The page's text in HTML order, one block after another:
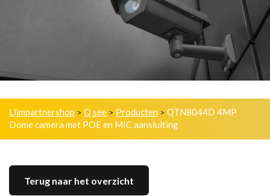
Lijmpartnershop > Q see > Producten > QTN8044D 4MP
Dome camera met POE en MIC aansluiting
Terug naar het overzicht